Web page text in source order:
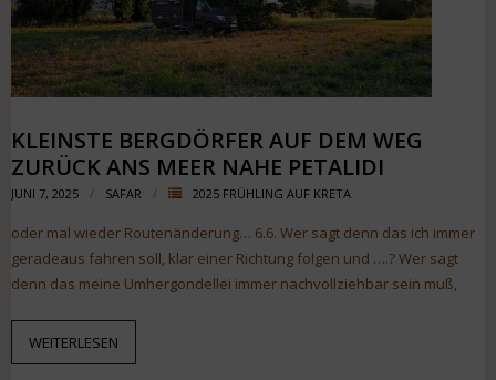
Kontakt
Impressum
Datenschutz
KLEINSTE BERGDÖRFER AUF DEM WEG
ZURÜCK ANS MEER NAHE PETALIDI
JUNI 7, 2025 SAFAR 2025 FRÜHLING AUF KRETA
oder mal wieder Routenänderung… 6.6. Wer sagt denn das ich immer
geradeaus fahren soll, klar einer Richtung folgen und ….? Wer sagt
denn das meine Umhergondellei immer nachvollziehbar sein muß,
WEITERLESEN